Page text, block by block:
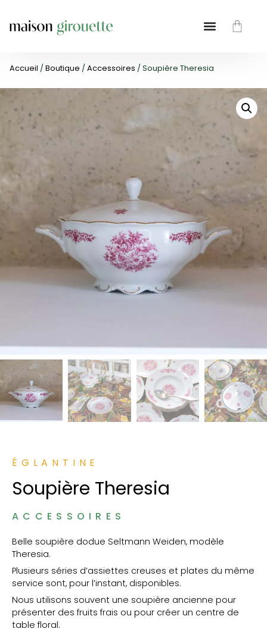
Accueil / Boutique / Accessoires / Soupière Theresia
ÉGLANTINE
Soupière Theresia
ACCESSOIRES
Belle soupière dodue Seltmann Weiden, modèle
Theresia.
Plusieurs séries d’assiettes creuses et plates du même
service sont, pour l’instant, disponibles.
Nous utilisons souvent une soupière ancienne pour
présenter des fruits frais ou pour créer un centre de
table floral.